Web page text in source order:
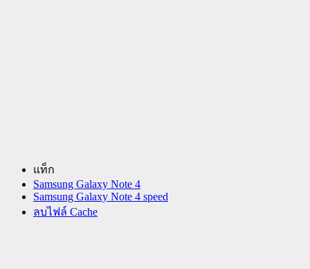
แท็ก
Samsung Galaxy Note 4
Samsung Galaxy Note 4 speed
ลบไฟล์ Cache